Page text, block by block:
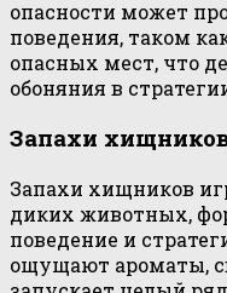
опасности может
поведения, таком
опасных мест, что
обоняния в
Запахи
Запахи хищников
диких животных,
поведение и
ощущают ароматы,